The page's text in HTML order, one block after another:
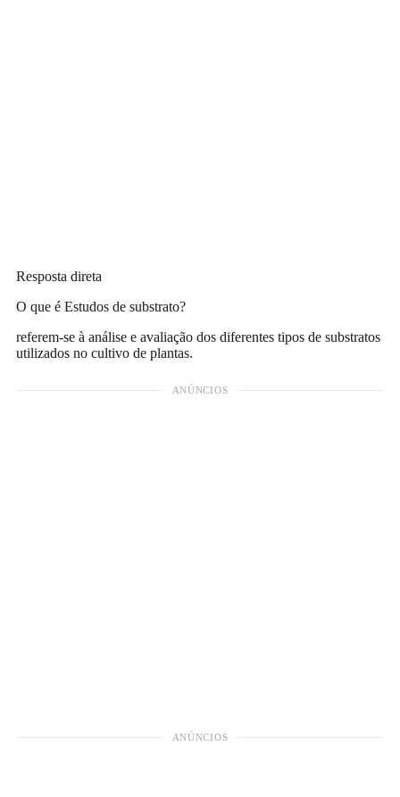
Resposta direta
O que é Estudos de substrato?
referem-se à análise e avaliação dos diferentes tipos de substratos
utilizados no cultivo de plantas.
ANÚNCIOS
ANÚNCIOS